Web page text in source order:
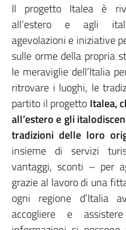
Il progetto Italea è
all’estero e agli
agevolazioni e iniziative
sulle orme della propria
le meraviglie dell’Italia
ritrovare i luoghi, le
partito il progetto Italea,
all’estero e gli
tradizioni delle loro
insieme di servizi
vantaggi, sconti – per
grazie al lavoro di una
ogni regione d’Italia
accogliere e assistere